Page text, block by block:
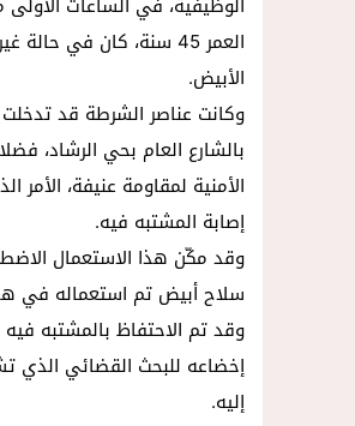
العمر 45 سنة، كان في
الأبيض.
وكانت عناصر الشرطة قد
بالشارع العام بحي الرشاد،
الأمنية لمقاومة عنيفة،
إصابة المشتبه فيه.
وقد مكّن هذا الاستعمال
سلاح أبيض تم استعماله في
وقد تم الاحتفاظ بالمشتبه
إخضاعه للبحث القضائي الذي
إليه.